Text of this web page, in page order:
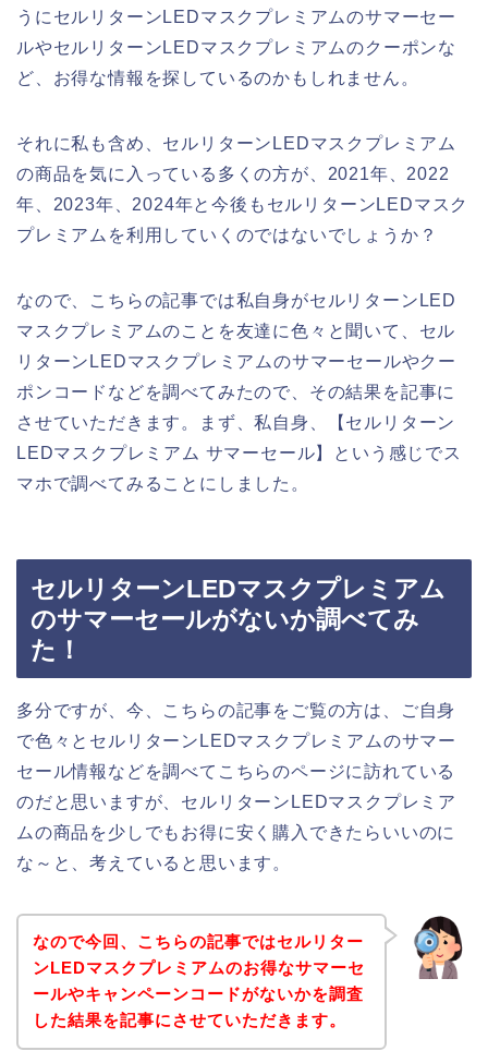
うにセルリターンLEDマスクプレミアムのサマーセー
ルやセルリターンLEDマスクプレミアムのクーポンな
ど、お得な情報を探しているのかもしれません。
それに私も含め、セルリターンLEDマスクプレミアム
の商品を気に入っている多くの方が、2021年、2022
年、2023年、2024年と今後もセルリターンLEDマスク
プレミアムを利用していくのではないでしょうか？
なので、こちらの記事では私自身がセルリターンLED
マスクプレミアムのことを友達に色々と聞いて、セル
リターンLEDマスクプレミアムのサマーセールやクー
ポンコードなどを調べてみたので、その結果を記事に
させていただきます。まず、私自身、【セルリターン
LEDマスクプレミアム サマーセール】という感じでス
マホで調べてみることにしました。
セルリターンLEDマスクプレミアム
のサマーセールがないか調べてみ
た！
多分ですが、今、こちらの記事をご覧の方は、ご自身
で色々とセルリターンLEDマスクプレミアムのサマー
セール情報などを調べてこちらのページに訪れている
のだと思いますが、セルリターンLEDマスクプレミア
ムの商品を少しでもお得に安く購入できたらいいのに
な～と、考えていると思います。
なので今回、こちらの記事ではセルリター
ンLEDマスクプレミアムのお得なサマーセ
ールやキャンペーンコードがないかを調査
した結果を記事にさせていただきます。